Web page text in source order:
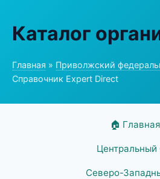
Каталог
Главная » Приволжский
Справочник Expert Direct
🏠 Главная
Северо-